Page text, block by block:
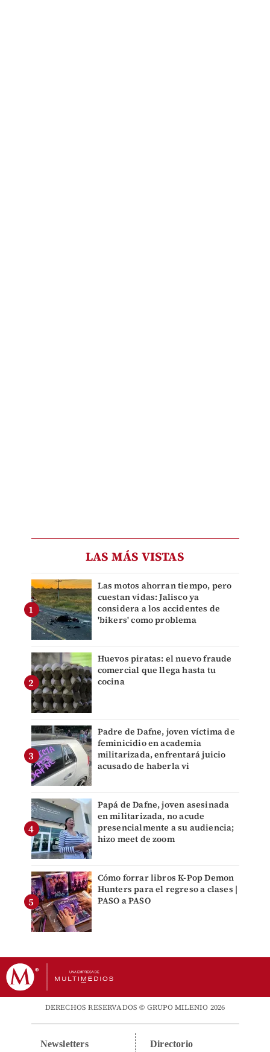
LAS MÁS VISTAS
Las motos ahorran tiempo, pero
cuestan vidas: Jalisco ya
considera a los accidentes de
'bikers' como problema
Huevos piratas: el nuevo fraude
comercial que llega hasta tu
cocina
Padre de Dafne, joven víctima de
feminicidio en academia
militarizada, enfrentará juicio
acusado de haberla vi
Papá de Dafne, joven asesinada
en militarizada, no acude
presencialmente a su audiencia;
hizo meet de zoom
Cómo forrar libros K-Pop Demon
Hunters para el regreso a clases |
PASO a PASO
DERECHOS RESERVADOS © GRUPO MILENIO 2026
Newsletters Directorio